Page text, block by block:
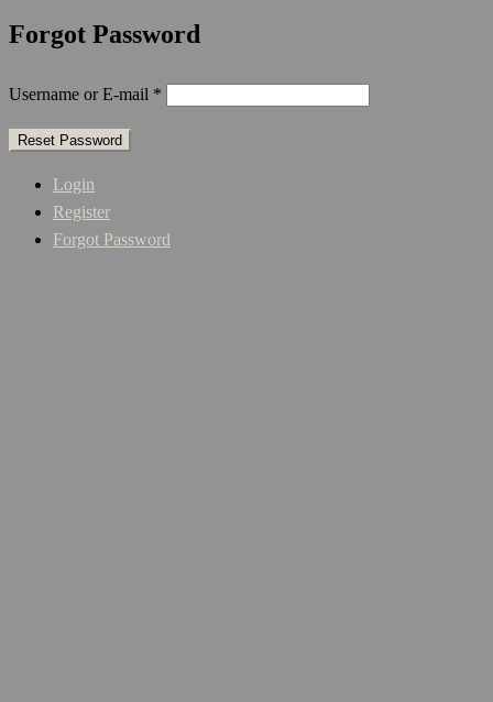
Forgot Password
Username or E-mail *
Login
Register
Forgot Password